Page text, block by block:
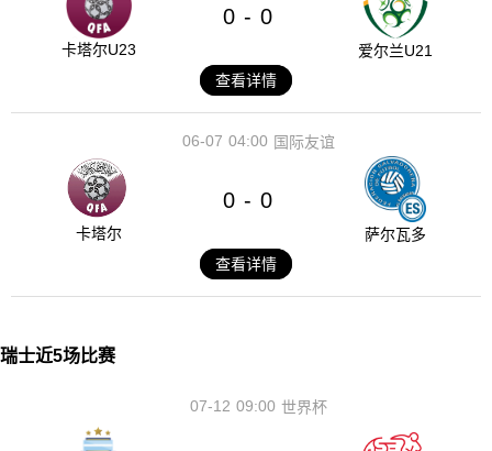
卡塔尔U23
0 - 0
爱尔兰U21
查看详情
04:00
06-07 国际友谊
卡塔尔
0 - 0
萨尔瓦多
查看详情
瑞士近5场比赛
09:00
07-12 世界杯